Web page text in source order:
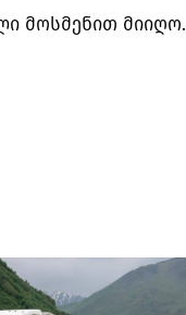
მოსმენით მიიღო.